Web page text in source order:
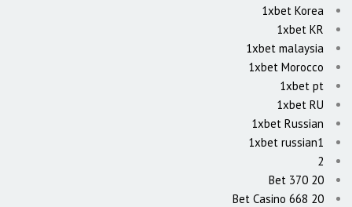
1xbet Korea
1xbet KR
1xbet malaysia
1xbet Morocco
1xbet pt
1xbet RU
1xbet Russian
1xbet russian1
2
20 Bet 370
20 Bet Casino 668